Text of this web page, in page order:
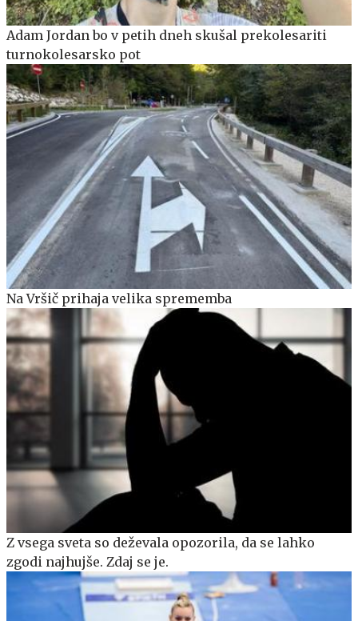
Adam Jordan bo v petih dneh skušal prekolesariti
turnokolesarsko pot
Na Vršič prihaja velika sprememba
Z vsega sveta so deževala opozorila, da se lahko
zgodi najhujše. Zdaj se je.